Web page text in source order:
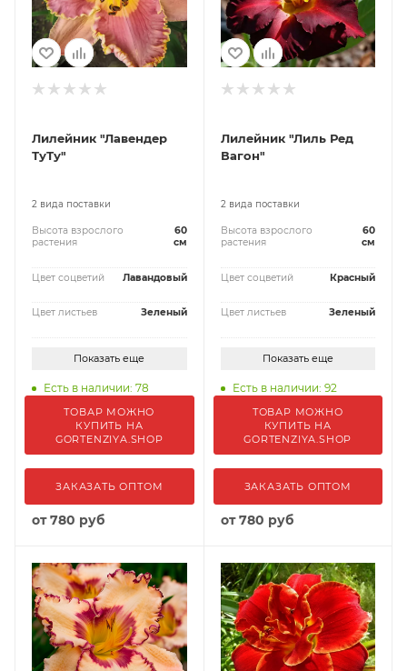
Лилейник "Лавендер
ТуТу"
2 вида поставки
Высота взрослого
растения
60
см
Цвет соцветий Лавандовый
Цвет листьев Зеленый
Показать еще
Есть в наличии: 78
ТОВАР МОЖНО
КУПИТЬ НА
GORTENZIYA.SHOP
ЗАКАЗАТЬ ОПТОМ
от780 руб
Лилейник "Лиль Ред
Вагон"
2 вида поставки
Высота взрослого
растения
60
см
Цвет соцветий Красный
Цвет листьев Зеленый
Показать еще
Есть в наличии: 92
ТОВАР МОЖНО
КУПИТЬ НА
GORTENZIYA.SHOP
ЗАКАЗАТЬ ОПТОМ
от780 руб